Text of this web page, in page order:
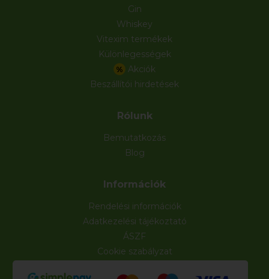
Gin
Whiskey
Vitexim termékek
Különlegességek
%
Akciók
Beszállítói hirdetések
Rólunk
Bemutatkozás
Blog
Információk
Rendelési információk
Adatkezelési tájékoztató
ÁSZF
Cookie szabályzat